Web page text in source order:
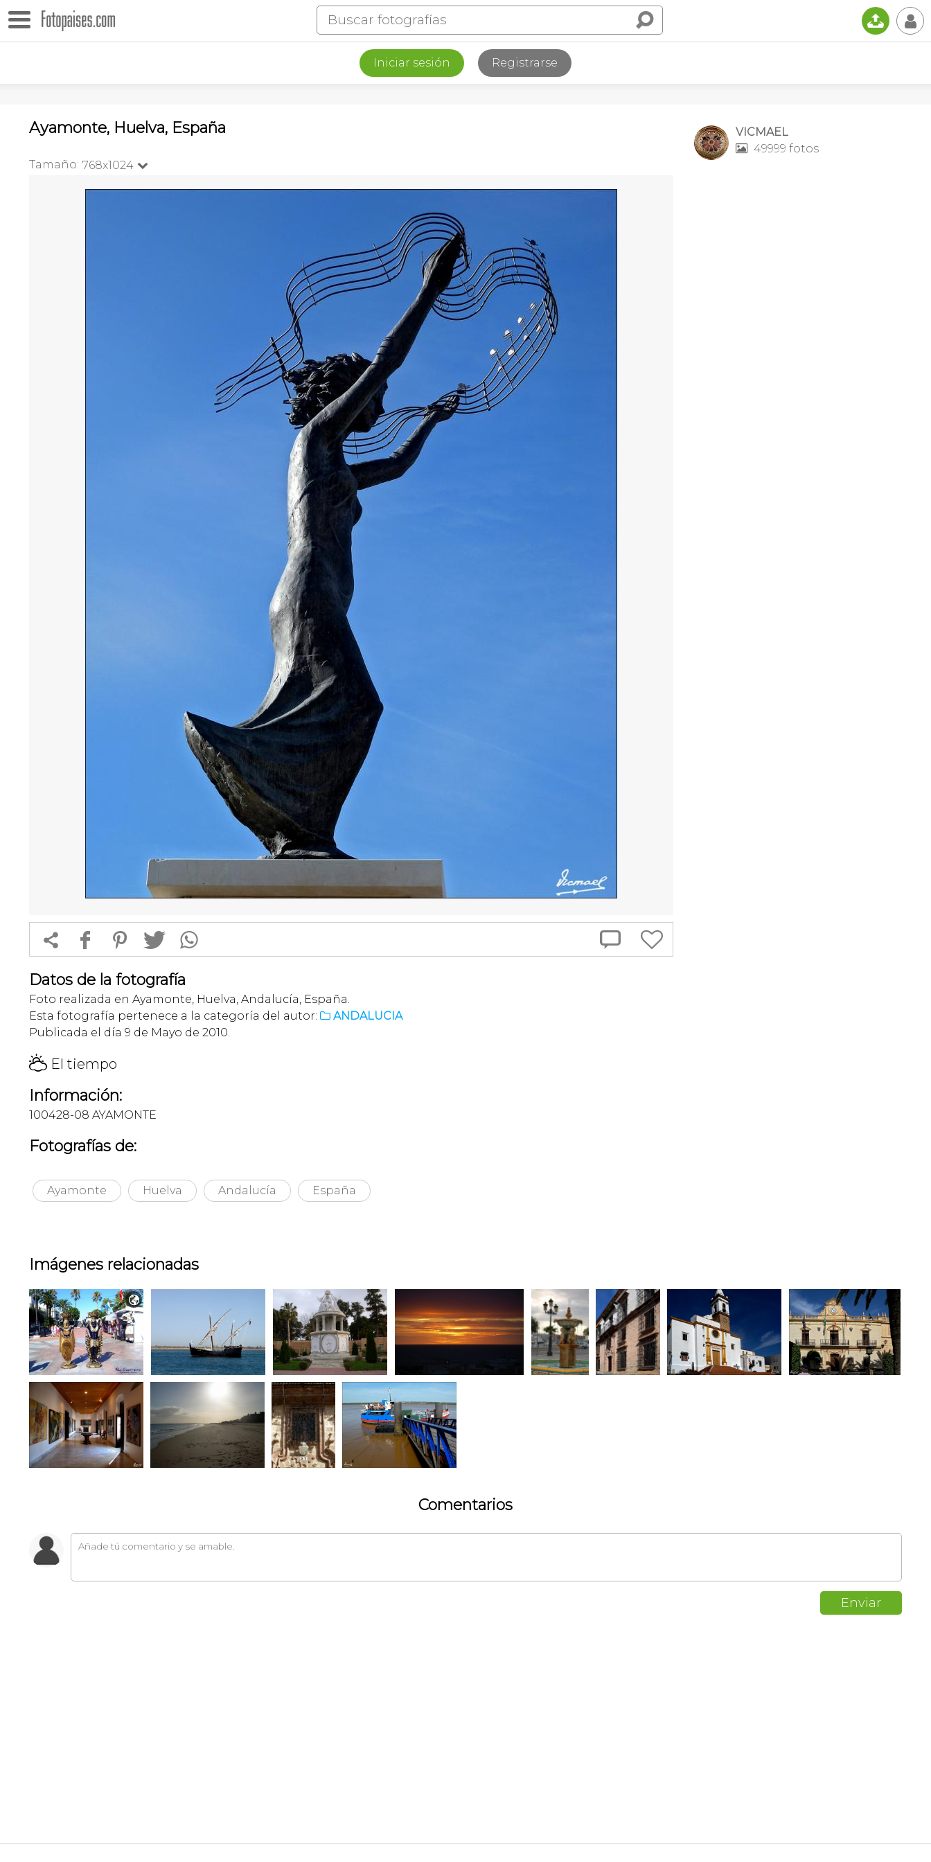
📤 👤
Iniciar sesión Registrarse
Ayamonte, Huelva, España
Tamaño: 768x1024 
 f 1 T  
Datos de la fotografía
Foto realizada en Ayamonte, Huelva, Andalucía, España.
Esta fotografía pertenece a la categoría del autor:  ANDALUCIA
Publicada el día 9 de Mayo de 2010.
H El tiempo
Información:
100428-08 AYAMONTE
Fotografías de:
Ayamonte Huelva Andalucía España
VICMAEL
 49999 fotos
Imágenes relacionadas

Comentarios